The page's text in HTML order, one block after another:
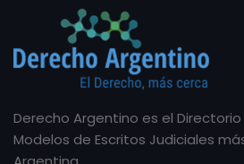
Derecho Argentino es el
Modelos de Escritos Judiciales